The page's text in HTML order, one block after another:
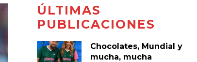
ÚLTIMAS
PUBLICACIONES
Chocolates, Mundial y
mucha, mucha